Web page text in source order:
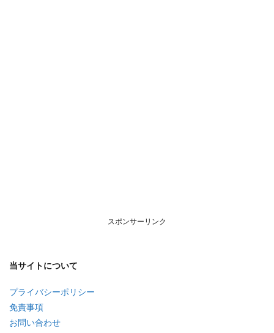
スポンサーリンク
当サイトについて
プライバシーポリシー
免責事項
お問い合わせ